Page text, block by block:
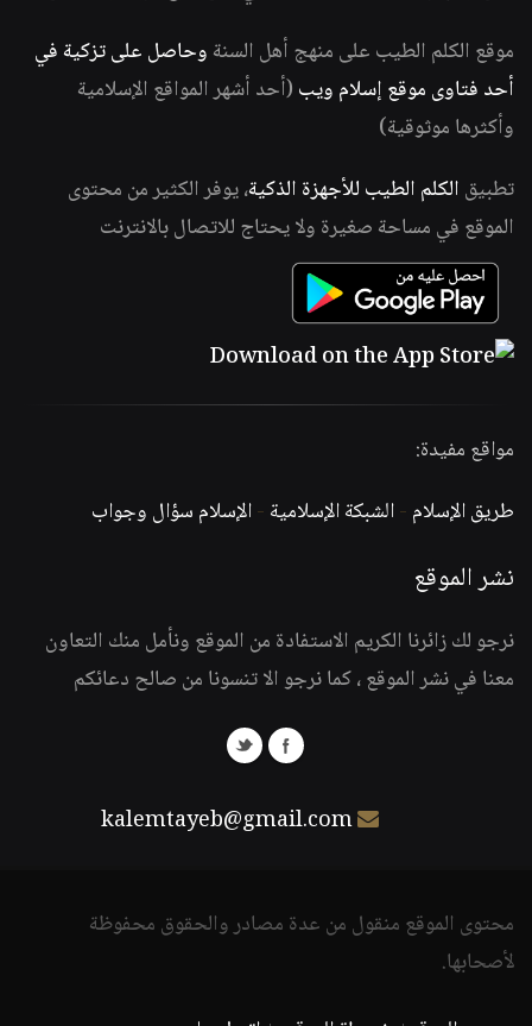
موقع الكلم الطيب على منهج أهل السنة وحاصل على تزكية في
أحد فتاوى موقع إسلام ويب (أحد أشهر المواقع الإسلامية
وأكثرها موثوقية)
تطبيق الكلم الطيب للأجهزة الذكية، يوفر الكثير من محتوى
الموقع في مساحة صغيرة ولا يحتاج للاتصال بالانترنت
مواقع مفيدة:
طريق الإسلام -الشبكة الإسلامية -الإسلام سؤال وجواب
نشر الموقع
نرجو لك زائرنا الكريم الاستفادة من الموقع ونأمل منك التعاون
معنا في نشر الموقع ، كما نرجو الا تنسونا من صالح دعائكم
kalemtayeb@gmail.com
محتوى الموقع منقول من عدة مصادر والحقوق محفوظة
لأصحابها.